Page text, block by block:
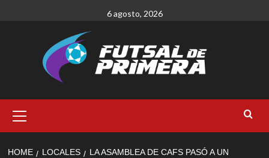
6 agosto, 2026
Menu
HOME LOCALES
LA ASAMBLEA DE CAFS PASÓ A UN